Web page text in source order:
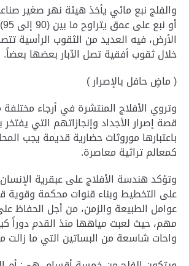
والفلج نبع مائي يأخذ هيئة نهر صغير
أو
الأرض، فيه العديد من الثقوب الرأسية
خلال ثقوب أفقية تصل الآبار بعضها بعضاً.
( ماضٍ حافل بالإصرار )
وتروي الأفلاج المنتشرة في أرجاء مختلفة
قصة إصرار الأجداد وإنجازاتهم التي يفتخر
باعتبارها موروثات حضارية قديمة يجب
كمعالم تراثية معاصرة.
وتؤكد هندسة الأفلاج على عبقرية الإنسان
على التخطيط وبناء قنوات محكمة وقوية
عوامل الطبيعة والزمن، من أجل الحفاظ
مهم، حيث لعبت مياهها منذ القدم دوراً
واحات شاسعة من البساتين التي ما زالت